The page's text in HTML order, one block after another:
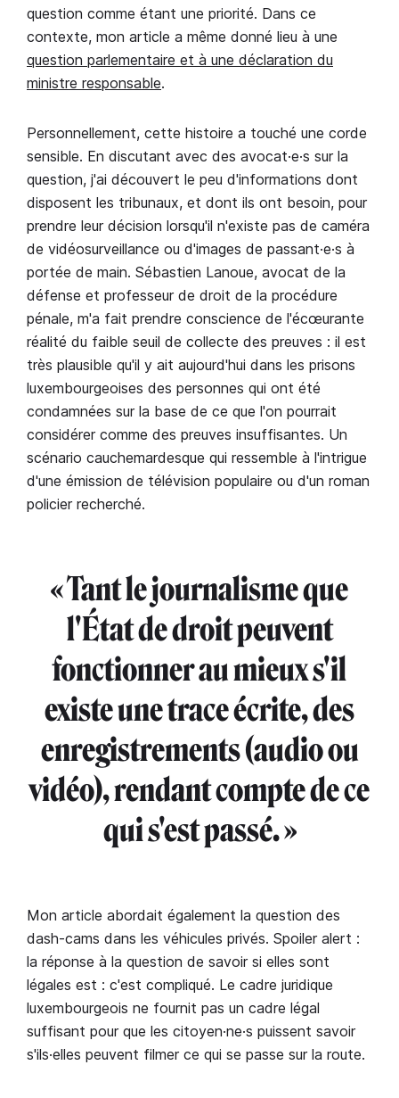
question comme étant une priorité. Dans ce
contexte, mon article a même donné lieu à une
question parlementaire et à une déclaration du
ministre responsable.
Personnellement, cette histoire a touché une corde
sensible. En discutant avec des avocat·e·s sur la
question, j'ai découvert le peu d'informations dont
disposent les tribunaux, et dont ils ont besoin, pour
prendre leur décision lorsqu'il n'existe pas de caméra
de vidéosurveillance ou d'images de passant·e·s à
portée de main. Sébastien Lanoue, avocat de la
défense et professeur de droit de la procédure
pénale, m'a fait prendre conscience de l'écœurante
réalité du faible seuil de collecte des preuves : il est
très plausible qu'il y ait aujourd'hui dans les prisons
luxembourgeoises des personnes qui ont été
condamnées sur la base de ce que l'on pourrait
considérer comme des preuves insuffisantes. Un
scénario cauchemardesque qui ressemble à l'intrigue
d'une émission de télévision populaire ou d'un roman
policier recherché.
« Tant le journalisme que
l'État de droit peuvent
fonctionner au mieux s'il
existe une trace écrite, des
enregistrements (audio ou
vidéo), rendant compte de ce
qui s'est passé. »
Mon article abordait également la question des
dash-cams dans les véhicules privés. Spoiler alert :
la réponse à la question de savoir si elles sont
légales est : c'est compliqué. Le cadre juridique
luxembourgeois ne fournit pas un cadre légal
suffisant pour que les citoyen·ne·s puissent savoir
s'ils·elles peuvent filmer ce qui se passe sur la route.